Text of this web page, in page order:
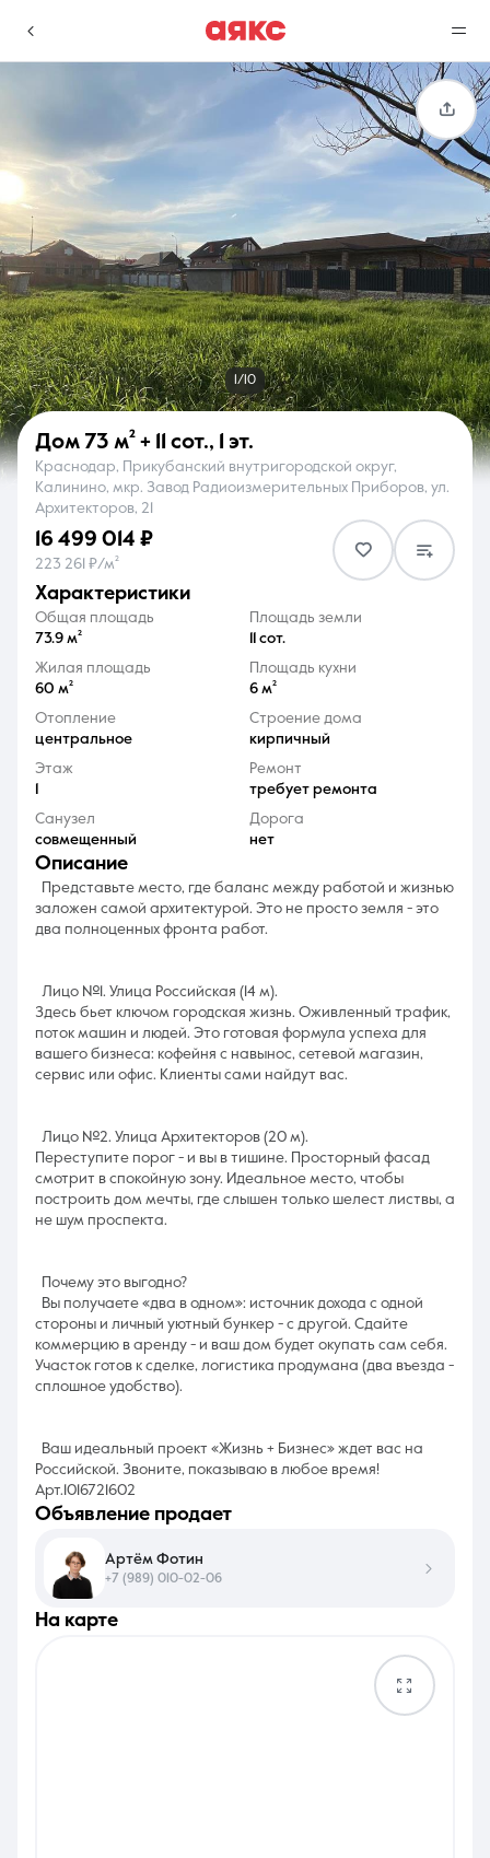
Избранное
0 объявлений
Сравнение
0 объявлений
Недвижимость Услуги
О компании Контакты
8 (861) 297-00-00
Ежедневно с 08:30 до 20:00
1/10
Дом 73 м² + 11 сот., 1 эт.
Краснодар, Прикубанский внутригородской округ,
Калинино, мкр. Завод Радиоизмерительных Приборов, ул.
Архитекторов, 21
16 499 014 ₽
223 261 ₽/м²
характеристики
Общая площадь
73.9 м²
Площадь земли
11 сот.
Жилая площадь
60 м²
Площадь кухни
6 м²
Отопление
центральное
Строение дома
кирпичный
Этаж
Ремонт
требует ремонта
Санузел
совмещенный
Дорога
нет
описание
Представьте место, где баланс между работой и жизнью
заложен самой архитектурой. Это не просто земля - это
два полноценных фронта работ.
Лицо №1. Улица Российская (14 м).
Здесь бьет ключом городская жизнь. Оживленный трафик,
поток машин и людей. Это готовая формула успеха для
вашего бизнеса: кофейня с навынос, сетевой магазин,
сервис или офис. Клиенты сами найдут вас.
Лицо №2. Улица Архитекторов (20 м).
Переступите порог - и вы в тишине. Просторный фасад
смотрит в спокойную зону. Идеальное место, чтобы
построить дом мечты, где слышен только шелест листвы, а
не шум проспекта.
Почему это выгодно?
Вы получаете «два в одном»: источник дохода с одной
стороны и личный уютный бункер - с другой. Сдайте
коммерцию в аренду - и ваш дом будет окупать сам себя.
Участок готов к сделке, логистика продумана (два въезда -
сплошное удобство).
Ваш идеальный проект «Жизнь + Бизнес» ждет вас на
Российской. Звоните, показываю в любое время!
Арт.1016721602
на карте
объявление продает
Артём Фотин
+7 (989) 010-02-06